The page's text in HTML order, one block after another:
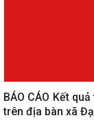
BÁO CÁO Kết
trên địa bàn xã